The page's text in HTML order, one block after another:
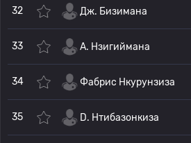
32 Дж. Бизимана
33 А. Нзигиймана
34 Фабрис Нкурунзиза
35 D. Нтибазонкиза